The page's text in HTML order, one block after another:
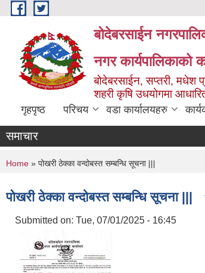
Skip to main content
बोदेबरसाईन
नगर कार्यपालिकाको
बोदेबरसाईन, सप्तरी, मधेश
शहरी कृषि उधयोगमा
गृहपृष्ठ परिचय वडा कार्यालयहरु
समाचार
You are here
Home » पोखरी ठेक्का वन्दोबस्त सम्बन्धि सूचना |||
पोखरी ठेक्का वन्दोबस्त सम्बन्धि सूचना |||
Submitted on: Tue, 07/01/2025 - 16:45